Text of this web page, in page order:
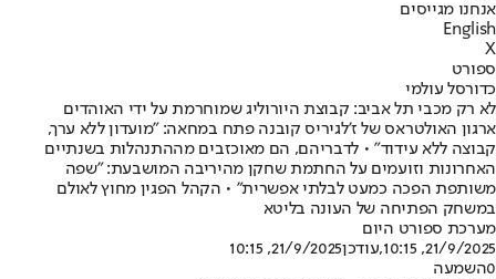
אנחנו מגייסים
English
X
ספורט
כדורסל עולמי
לא רק מכבי תל אביב: קבוצת היורוליג שמוחרמת על ידי האוהדים
ארגון האולטראס של ז'לגיריס קובנה פתח במחאה: "מועדון ללא ערך,
קבוצה ללא עידוד" • לדבריהם, הם מאוכזבים מההתנהלות בשנתיים
האחרונות וזועמים על החתמת שחקן מהיריבה המושבעת: "שפה
משותפת הפכה כמעט לבלתי אפשרית" • הקהל הפגין מחוץ לאולם
במשחק הפתיחה של העונה בליטא
מערכת ספורט היום
21/9/2025, 10:15
,עודכן21/9/2025, 10:15
0השמעה